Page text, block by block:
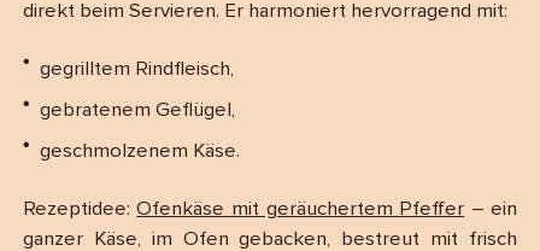
direkt beim Servieren. Er harmoniert hervorragend mit:
gegrilltem Rindfleisch,
gebratenem Geflügel,
geschmolzenem Käse.
Rezeptidee:Ofenkäse mit geräuchertem Pfeffer – ein
ganzer Käse, im Ofen gebacken, bestreut mit frisch